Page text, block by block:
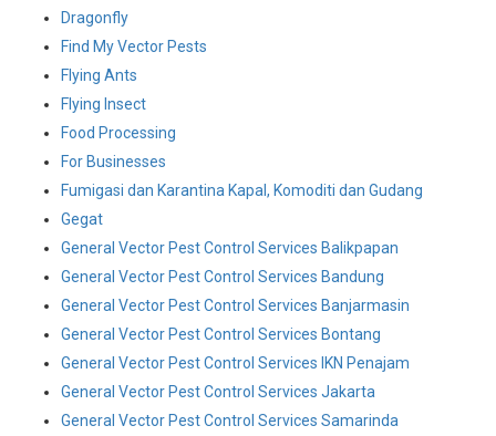
Dragonfly
Find My Vector Pests
Flying Ants
Flying Insect
Food Processing
For Businesses
Fumigasi dan Karantina Kapal, Komoditi dan Gudang
Gegat
General Vector Pest Control Services Balikpapan
General Vector Pest Control Services Bandung
General Vector Pest Control Services Banjarmasin
General Vector Pest Control Services Bontang
General Vector Pest Control Services IKN Penajam
General Vector Pest Control Services Jakarta
General Vector Pest Control Services Samarinda